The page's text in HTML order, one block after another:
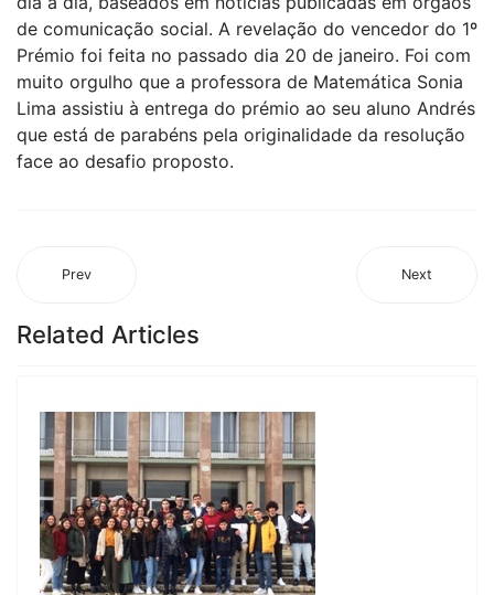
de comunicação social. A revelação do vencedor do 1º
Prémio foi feita no passado dia 20 de janeiro. Foi com
muito orgulho que a professora de Matemática Sonia
Lima assistiu à entrega do prémio ao seu aluno Andrés
que está de parabéns pela originalidade da resolução
face ao desafio proposto.
Prev Next
Related Articles